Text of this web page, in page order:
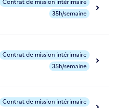
Contrat de mission intérimaire
35h/semaine
Contrat de mission intérimaire
35h/semaine
Contrat de mission intérimaire